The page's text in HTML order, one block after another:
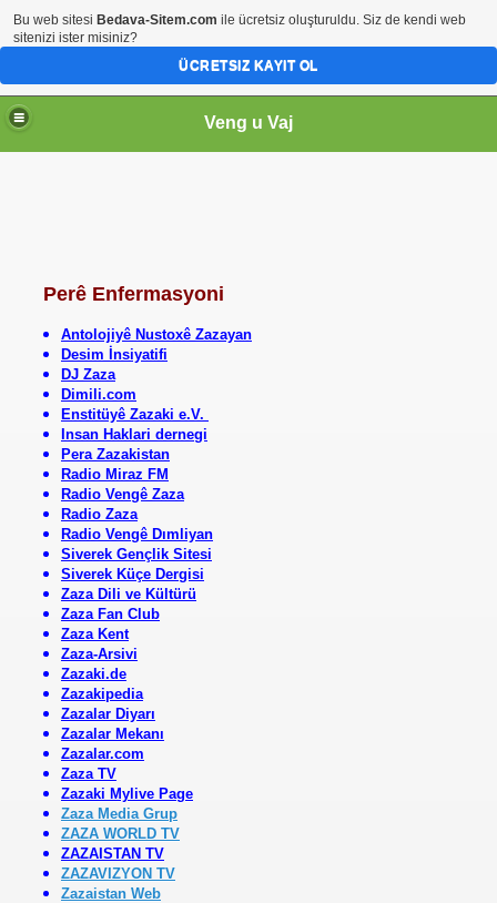
Veng u Vaj
Perê Enfermasyoni
Antolojiyê Nustoxê Zazayan
Desim İnsiyatifi
DJ Zaza
Dimili.com
Enstitüyê Zazaki e.V.
Insan Haklari dernegi
Pera Zazakistan
Radio Miraz FM
Radio Vengê Zaza
Radio Zaza
Radio Vengê Dımliyan
Siverek Gençlik Sitesi
Siverek Küçe Dergisi
Zaza Dili ve Kültürü
Zaza Fan Club
Zaza Kent
Zaza-Arsivi
Zazaki.de
Zazakipedia
Zazalar Diyarı
Zazalar Mekanı
Zazalar.com
Zaza TV
Zazaki Mylive Page
Zaza Media Grup
ZAZA WORLD TV
ZAZAISTAN TV
ZAZAVIZYON TV
Zazaistan Web
Bu web sitesi Bedava-Sitem.com ile ücretsiz oluşturuldu. Siz de kendi web
sitenizi ister misiniz?
ÜCRETSIZ KAYIT OL